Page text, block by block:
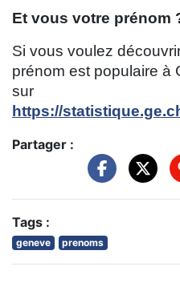
Et vous votre prénom
Si vous voulez
prénom est populaire à
sur
https://
Partager :
Tags :
geneve prenoms